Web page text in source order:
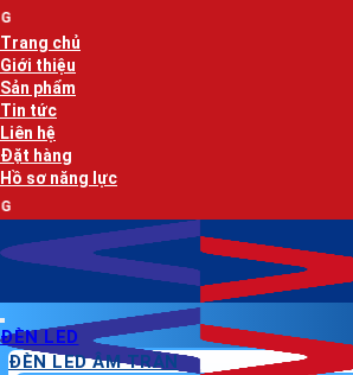
Bỏ
qua
nội
dung
Trang chủ
Giới thiệu
Sản phẩm
Tin tức
Liên hệ
Đặt hàng
Hồ sơ năng lực
ĐÈN LED
ĐÈN LED ÂM TRẦN